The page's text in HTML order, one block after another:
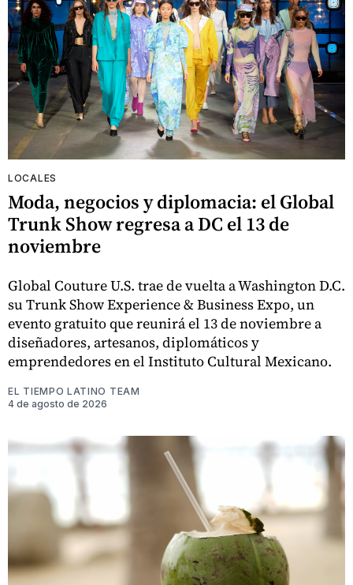
LOCALES
Moda, negocios y diplomacia: el Global
Trunk Show regresa a DC el 13 de
noviembre
Global Couture U.S. trae de vuelta a Washington D.C.
su Trunk Show Experience & Business Expo, un
evento gratuito que reunirá el 13 de noviembre a
diseñadores, artesanos, diplomáticos y
emprendedores en el Instituto Cultural Mexicano.
EL TIEMPO LATINO TEAM
4 de agosto de 2026